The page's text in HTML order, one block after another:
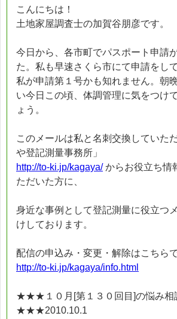
こんにちは！
土地家屋調査士の加賀谷朋彦です。
今日から、各市町でパスポート申請
た。私も早速さくら市にて申請をし
私が申請第１号かも知れません。朝
い今日この頃、体調管理に気をつけ
ょう。
このメールは私と名刺交換していた
や登記測量事務所」
http://to-ki.jp/kagaya/からお役立ち情
ただいた方に、
身近な事例として登記測量に役立つ
けしております。
配信の申込み・変更・解除はこちらで
http://to-ki.jp/kagaya/info.html
★★★１０月[第１３０回目]の悩み相
★★★2010.10.1